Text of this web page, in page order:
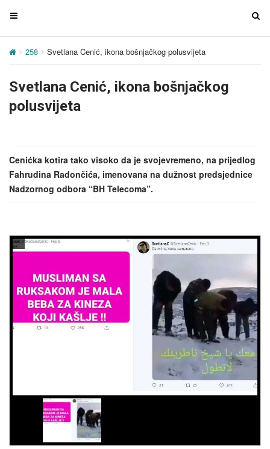
T
g
e
n
a
g
a
t
T
g
a
258 Svetlana Cenić, ikona bošnjačkog polusvijeta
Svetlana Cenić, ikona bošnjačkog
polusvijeta
Cenićka kotira tako visoko da je svojevremeno, na prijedlog
Fahrudina Radončića, imenovana na dužnost predsjednice
Nadzornog odbora “BH Telecoma”.